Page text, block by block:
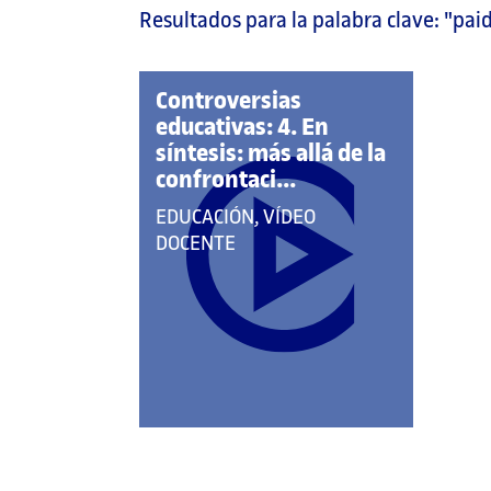
página
Resultados para la palabra clave:
Controversias
educativas: 4. En
síntesis: más allá de la
confrontaci...
QUE
PERTENECE
CATEGORÍAS:
EDUCACIÓN, VÍDEO
DOCENTE